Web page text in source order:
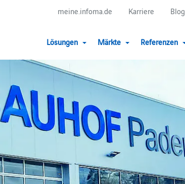
meine.infoma.de Karriere Blog
Lösungen Märkte Referenzen